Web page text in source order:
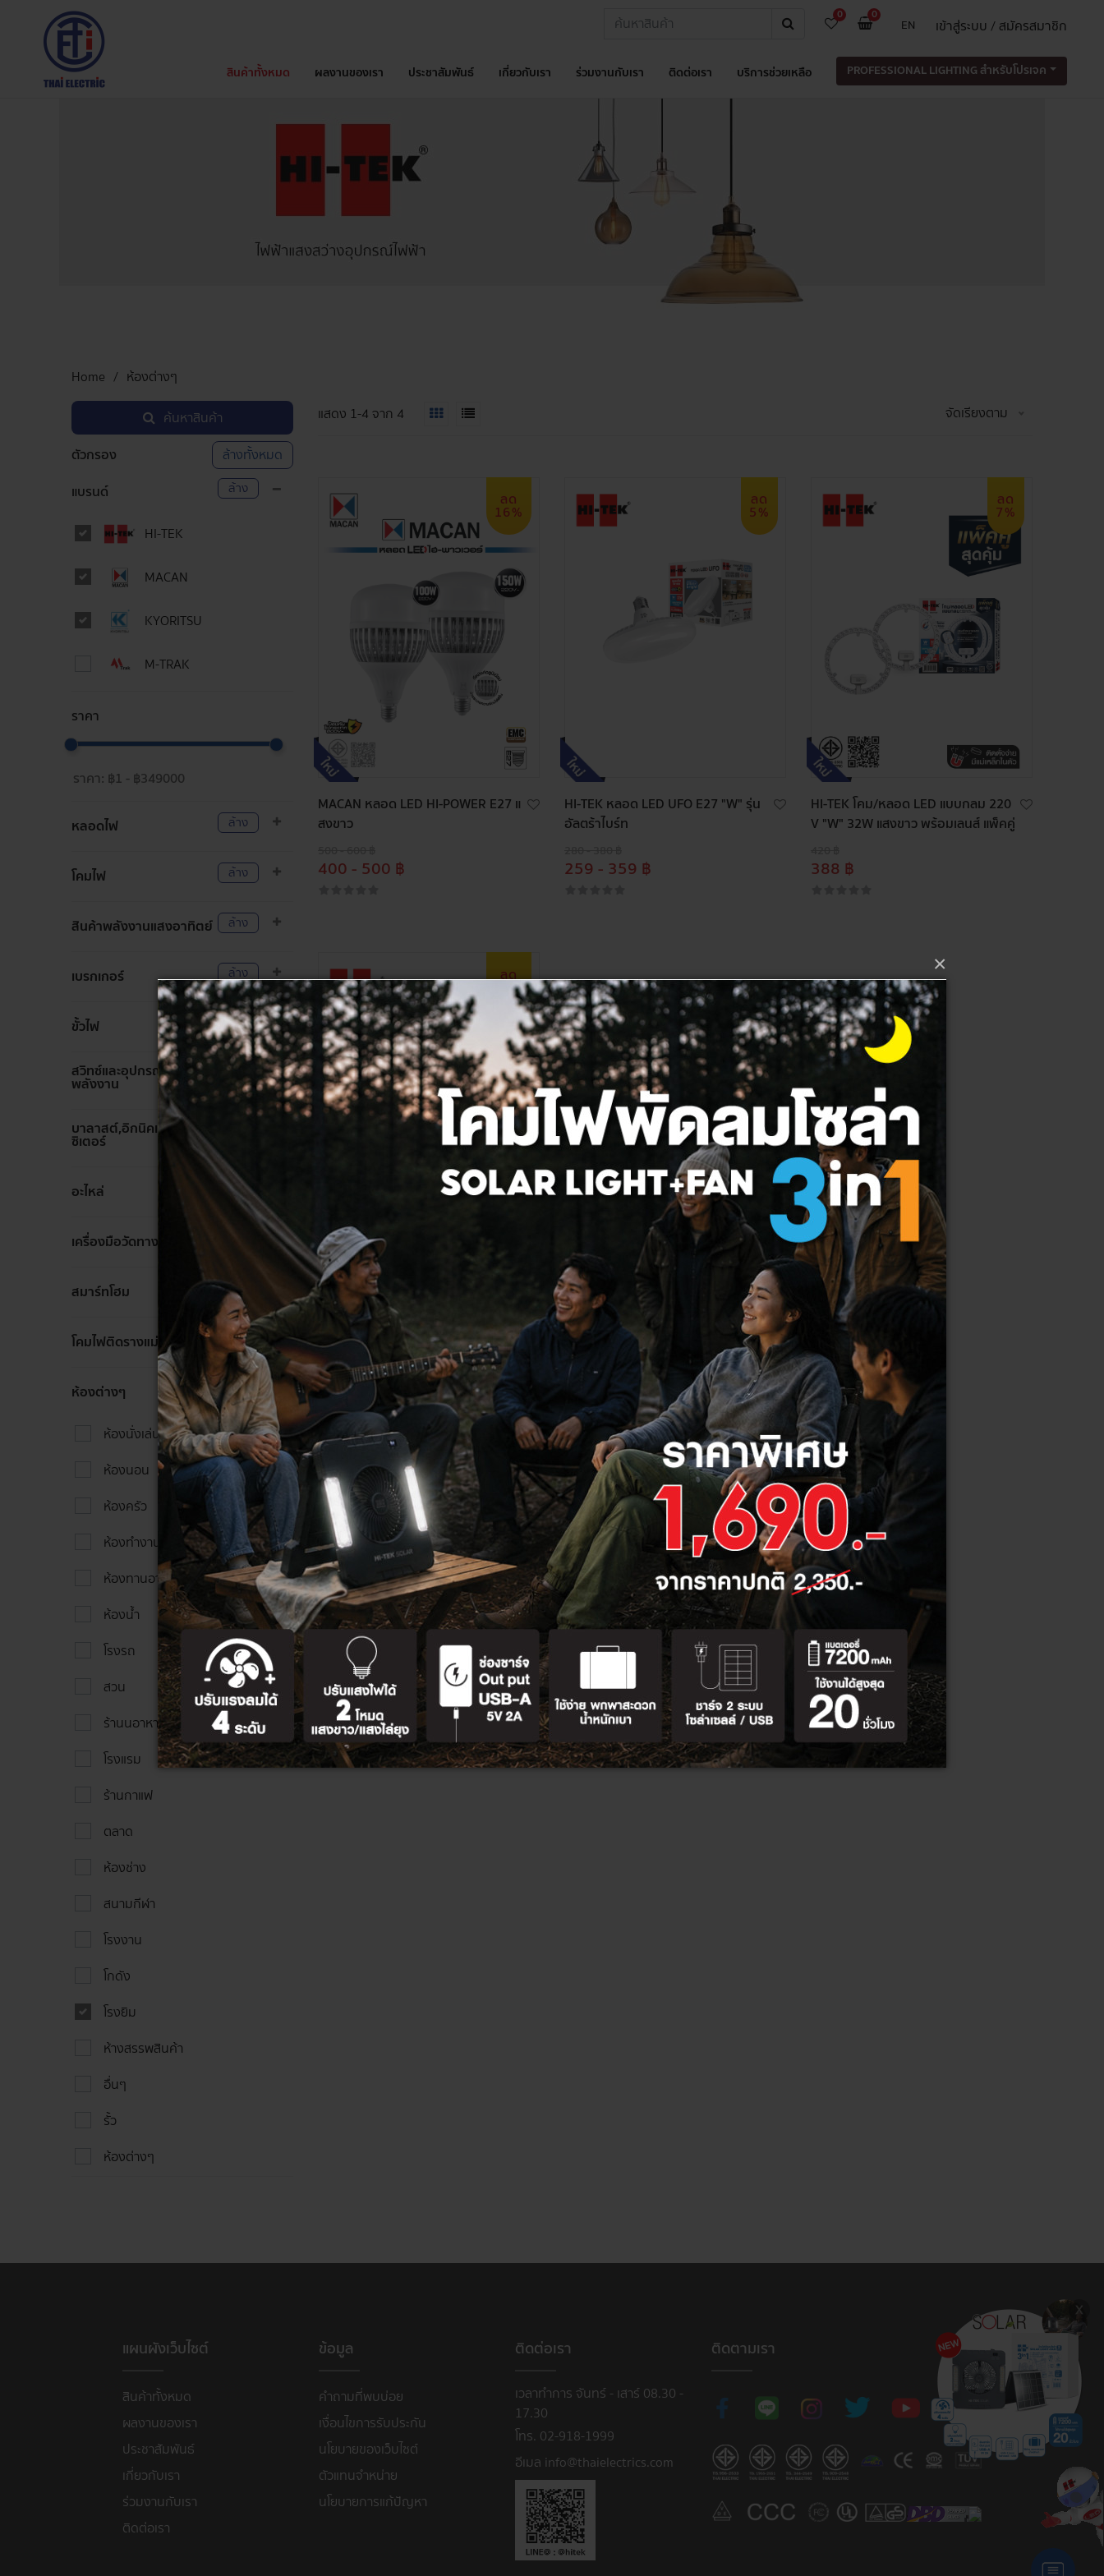
×
0 0
EN เข้าสู่ระบบ / สมัครสมาชิก
สินค้าทั้งหมด ผลงานของเรา ประชาสัมพันธ์ เกี่ยวกับเรา ร่วมงานกับเรา ติดต่อเรา บริการช่วยเหลือ PROFESSIONAL LIGHTING สำหรับโปรเจค
Home
ห้องต่างๆ
ค้นหาสินค้า
ตัวกรอง
ล้างทั้งหมด
แบรนด์
ล้าง
HI-TEK
MACAN
KYORITSU
M-TRAK
ราคา
หลอดไฟ ล้าง
โคมไฟ ล้าง
สินค้าพลังงานแสงอาทิตย์ ล้าง
เบรกเกอร์ ล้าง
ขั้วไฟ ล้าง
สวิทซ์และอุปกรณ์ประหยัด
พลังงาน
ล้าง
บาลาสต์,อิกนิคเตอร์,คาปา
ซิเตอร์
อะไหล่ ล้าง
เครื่องมือวัดทางไฟฟ้า
สมาร์ทโฮม ล้าง
โคมไฟติดรางแม่เหล็ก ล้าง
ห้องต่างๆ ล้าง
ห้องนั่งเล่น
ห้องนอน
ห้องครัว
ห้องทำงาน
ห้องทานอาหาร
ห้องน้ำ
โรงรถ
สวน
ร้านนอาหาร
โรงแรม
ร้านกาแฟ
ตลาด
ห้องช่าง
สนามกีฬา
โรงงาน
โกดัง
โรงยิม
ห้างสรรพสินค้า
อื่นๆ
รั้ว
ห้องต่างๆ
แสดง 1-4จาก 4 จัดเรียงตาม
ลด
16%
MACAN หลอด LED HI-POWER E27 แ
สงขาว
400 - 500 ฿
ลด
5%
HI-TEK หลอด LED UFO E27 "W" รุ่น
อัลตร้าไบร์ท
259 - 359 ฿
ลด
7%
HI-TEK โคม/หลอด LED แบบกลม 220
V "W" 32W แสงขาว พร้อมเลนส์ แพ็คคู่
388 ฿
ลด
28%
HI-TEK โคมไฟพัดลมโซล่า 6" 3 ใน 1 สีเ
ทา
2,350 ฿
1,690 ฿
แผนผังเว็บไซต์
สินค้าทั้งหมด
ผลงานของเรา
ประชาสัมพันธ์
เกี่ยวกับเรา
ร่วมงานกับเรา
ติดต่อเรา
ข้อมูล
คำถามที่พบบ่อย
เงื่อนไขการรับประกัน
นโยบายของเว็บไซต์
ตัวแทนจำหน่าย
นโยบายการแก้ปัญหา
ติดต่อเรา
เวลาทำการ จันทร์ - เสาร์ 08.30 -
17.30
โทร. 02-918-1999
อีเมล info@thaielectrics.com
ติดตามเรา